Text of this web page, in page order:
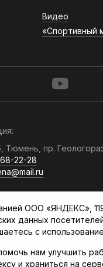
Видео
«Спортивный
Тюмень, пр.
22-28
89-78
ООО «ЯНДЕКС»,
данных
с
нам улучшить
и храниться на